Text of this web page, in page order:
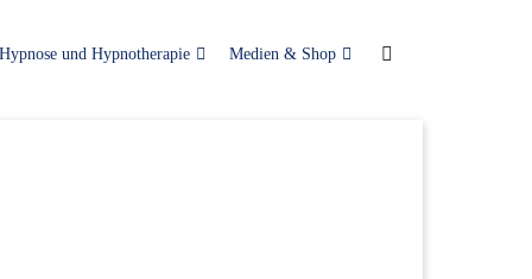
Hypnose und Hypnotherapie Medien & Shop